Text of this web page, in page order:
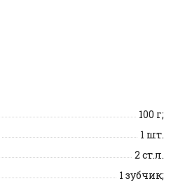
100 г;
1 шт.
2 ст.л.
1 зубчик;